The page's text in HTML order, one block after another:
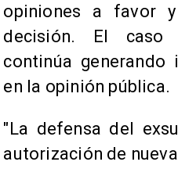
opiniones a favor
decisión. El caso
continúa generando
en la opinión pública.
"La defensa del
autorización de